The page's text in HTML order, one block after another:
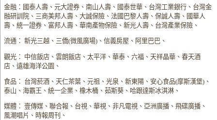
金融：國泰人壽、元大證券、南山人壽、國泰世華、台灣工業銀行、台灣金
融研訓院、三商美邦人壽、大誠保險、法國巴黎人壽、保誠人壽、國華人
壽、統一證券、富邦人壽、華南產物保險、新光人壽、台灣產業保險、
流通： 新光三越、三僑(微風廣場)、信義房屋、阿里巴巴、
觀光： 中信飯店、雲朗飯店、太平洋、華泰、六福、天祥晶華、春天酒
店、遠雄海洋公園、
食品： 台灣菸酒、天仁茶葉、元祖、光泉、新東陽、安心食品(摩斯漢堡)、
泰山、海霸王、統一企業、橡木桶、茹斯葵、哈跟達斯冰淇淋、
媒體： 壹傳媒、聯合報、台視、華視、非凡電視、亞洲廣播、飛碟廣播、
風潮唱片、時報周刊、